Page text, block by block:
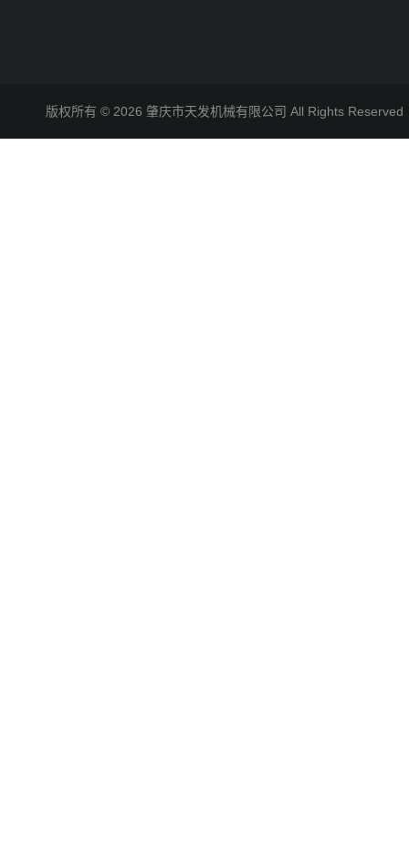
版权所有 © 2026 肇庆市天发机械有限公司 All Rights